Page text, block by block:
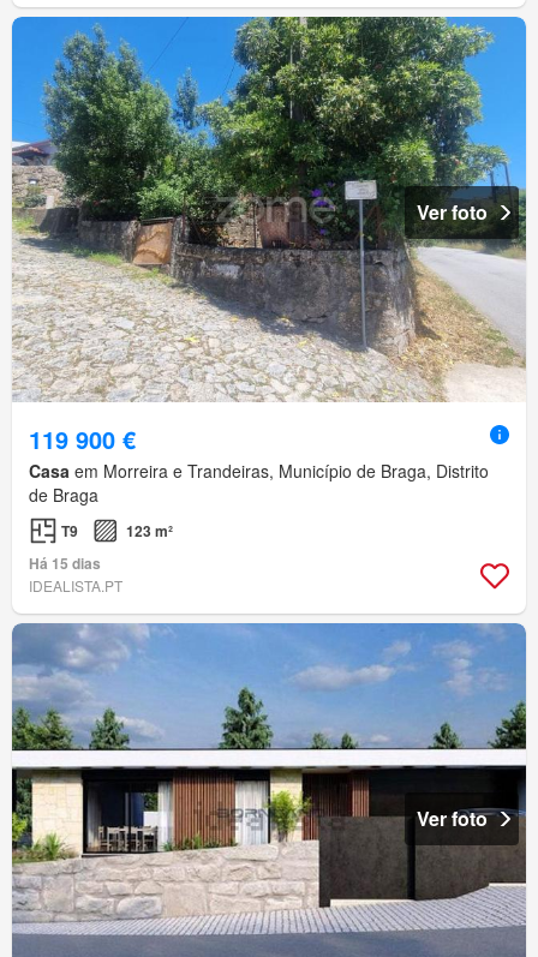
Ver foto
119 900 €
Casa em Morreira e Trandeiras, Município de Braga, Distrito
de Braga
T9
123 m²
Há 15 dias
IDEALISTA.PT
Ver foto